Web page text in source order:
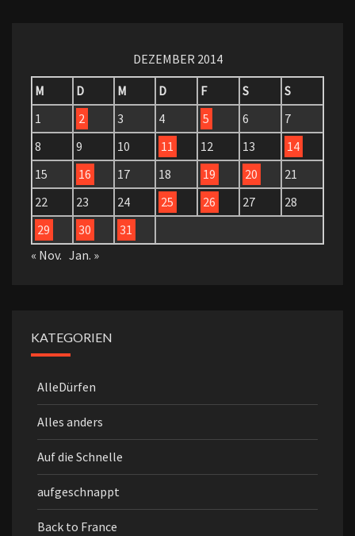
DEZEMBER 2014
M
D M D F S
S
1
2 3 4 5 6
7
8
9 10 11 12 13
14
15
16 17 18 19 20
21
22
23 24 25 26 27
28
29
30
31
« Nov. Jan. »
KATEGORIEN
AlleDürfen
Alles anders
Auf die Schnelle
aufgeschnappt
Back to France